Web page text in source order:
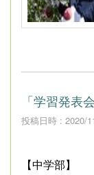
「学習発表
投稿日時 : 2020/
【中学部】